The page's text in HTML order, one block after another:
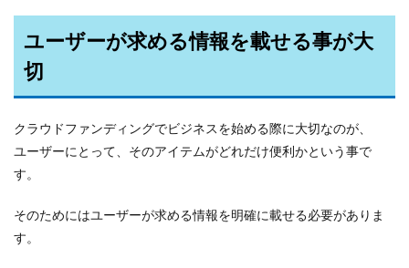
ユーザーが求める情報を載せる事が大
切
クラウドファンディングでビジネスを始める際に大切なのが、
ユーザーにとって、そのアイテムがどれだけ便利かという事で
す。
そのためにはユーザーが求める情報を明確に載せる必要がありま
す。